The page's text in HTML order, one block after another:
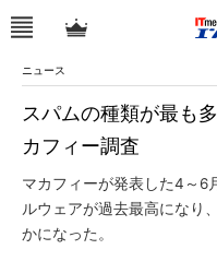
ニュース
スパムの種類が最も
カフィー調査
マカフィーが発表した4～6
ルウェアが過去最高になり
かになった。